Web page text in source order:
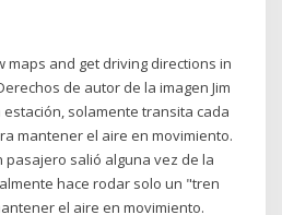
maps and get driving directions in
de autor de la imagen Jim
estación, solamente transita cada
mantener el aire en movimiento.
pasajero salió alguna vez de la
hace rodar solo un "tren
el aire en movimiento.